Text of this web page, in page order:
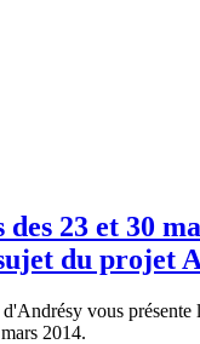
23 et 30
du projet
vous présente
2014.